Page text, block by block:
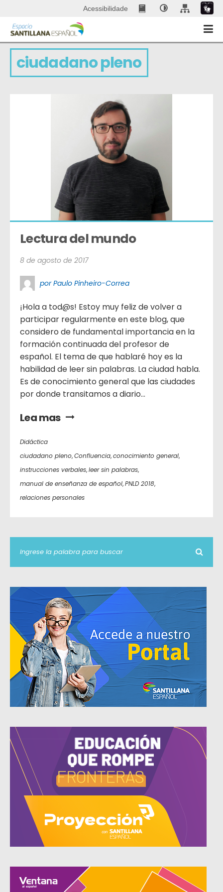
Acessibilidade
ciudadano pleno
Lectura del mundo
8 de agosto de 2017
por Paulo Pinheiro-Correa
¡Hola a tod@s! Estoy muy feliz de volver a
participar regularmente en este blog, que
considero de fundamental importancia en la
formación continuada del profesor de
español. El tema de que hablaré hoy es la
habilidad de leer sin palabras. La ciudad habla.
Es de conocimiento general que las ciudades
por donde transitamos a diario...
Lea mas
Didáctica
ciudadano pleno,Confluencia,conocimiento general,
instrucciones verbales,leer sin palabras,
manual de enseñanza de español,PNLD 2018,
relaciones personales